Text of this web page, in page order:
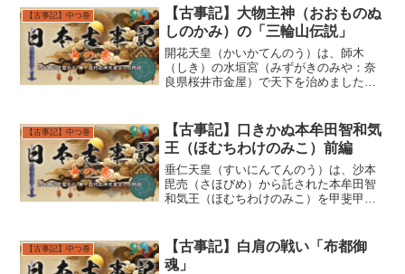
ちわけのみこ）に従わせ御差し遣えにな
りました。その時にもまた...
【古事記】中つ巻
【古事記】大物主神（おおものぬ
しのかみ）の「三輪山伝説」
開花天皇（かいかてんのう）は、師木
（しき）の水垣宮（みずがきのみや：奈
良県桜井市金屋）で天下を治めました
た。開花天皇（かいかてんのう）は、そ
のことを憂い嘆いて、夢で神託...
【古事記】中つ巻
【古事記】口きかぬ本牟田智和気
王（ほむちわけのみこ）前編
垂仁天皇（すいにんてんのう）は、沙本
毘売（さほびめ）から託された本牟田智
和気王（ほむちわけのみこ）を甲斐甲斐
（所在未詳）にある、二股杉（二股に分
かれている杉）をくり抜き二...
【古事記】中つ巻
【古事記】白肩の戦い「布都御
魂」